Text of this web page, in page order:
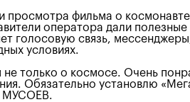
просмотра фильма о
оператора дали
связь,
условиях.
не только о космосе. Очень
Обязательно установлю
МУСОЕВ.